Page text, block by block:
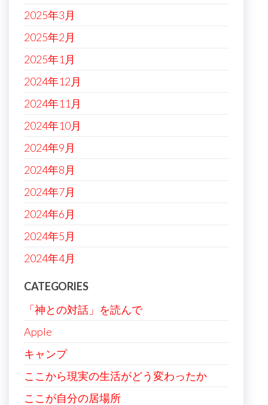
2025年3月
2025年2月
2025年1月
2024年12月
2024年11月
2024年10月
2024年9月
2024年8月
2024年7月
2024年6月
2024年5月
2024年4月
CATEGORIES
「神との対話」を読んで
Apple
キャンプ
ここから現実の生活がどう変わったか
ここが自分の居場所